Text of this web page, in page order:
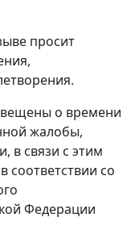
просит
о времени
жалобы,
в связи с этим
соответствии со
Федерации